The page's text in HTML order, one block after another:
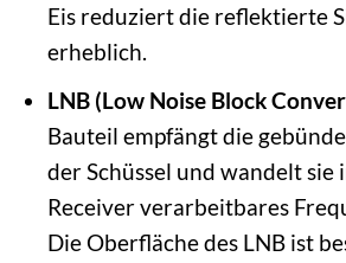
Eis reduziert die reflektierte
erheblich.
LNB (Low Noise Block
Bauteil empfängt die
der Schüssel und wandelt sie
Receiver verarbeitbares
Die Oberfläche des LNB ist